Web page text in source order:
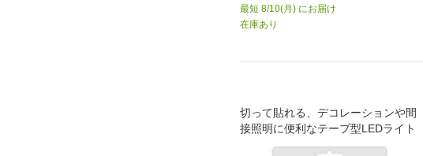
最短 8/10(月) にお届け
在庫あり
切って貼れる、デコレーションや間
接照明に便利なテープ型LEDライト